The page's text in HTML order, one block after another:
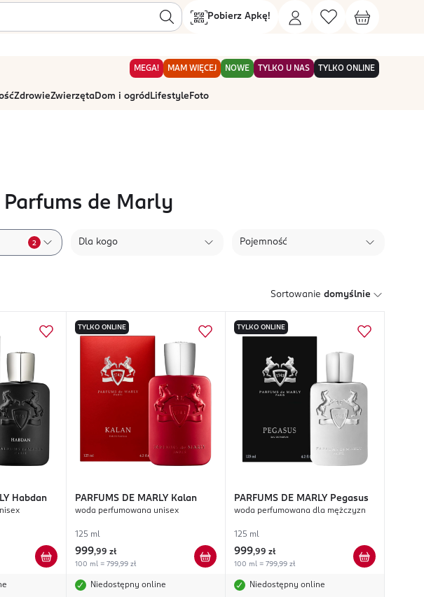
Pobierz Apkę!
MEGA! MAM WIĘCEJ NOWE TYLKO U NAS TYLKO ONLINE
ZdrowieZwierzętaDom i ogród Lifestyle Foto
de Marly
2 Dla kogo Pojemność
Sortowanie domyślnie
Habdan
TYLKO ONLINE
PARFUMS DE MARLY Kalan
woda perfumowana unisex
125 ml
999,99 zł
100 ml = 799,99 zł
Niedostępny online
TYLKO ONLINE
PARFUMS DE MARLY Pegasus
woda perfumowana dla mężczyzn
125 ml
999,99 zł
100 ml = 799,99 zł
Niedostępny online